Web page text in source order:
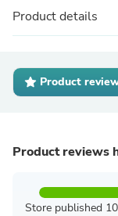
Product details
Product
Product reviews
Store published